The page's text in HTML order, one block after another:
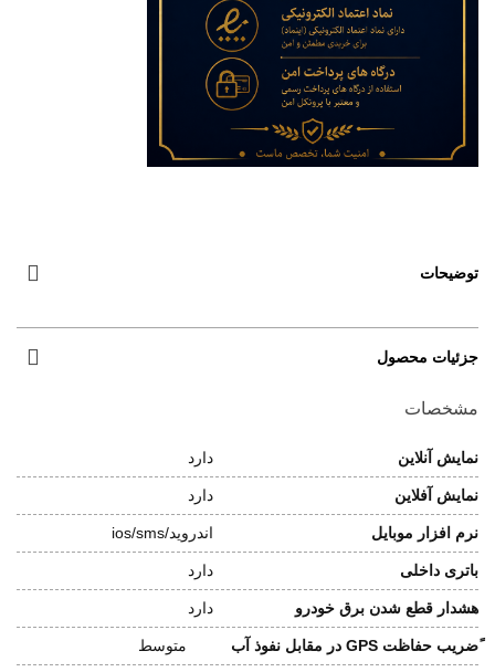
توضیحات
جزئیات محصول
مشخصات
نمایش آنلاین دارد
نمایش آفلاین دارد
نرم افزار موبایل اندروید/ios/sms
باتری داخلی دارد
هشدار قطع شدن برق خودرو دارد
ًضریب حفاظت GPS در مقابل نفوذ آب متوسط